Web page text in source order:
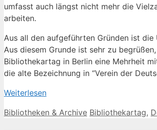
umfasst auch längst nicht mehr die
arbeiten.
Aus all den aufgeführten Gründen ist
Aus diesem Grunde ist sehr zu
Bibliothekartag in Berlin eine Mehrheit
die alte Bezeichnung in “Verein der
Weiterlesen
Kategorien
Bibliotheken & Archive Schlagwörter
Bibliothekartag,